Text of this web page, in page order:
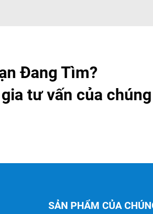
Đang Tìm?
tư vấn của
SẢN PHẨM CỦA